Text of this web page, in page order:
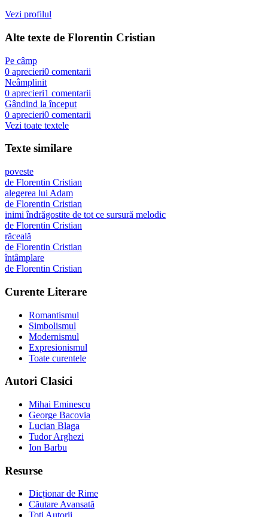
Vezi profilul
Alte texte de Florentin Cristian
Pe câmp
0 aprecieri0 comentarii
Neâmplinit
0 aprecieri1 comentarii
Gândind la început
0 aprecieri0 comentarii
Vezi toate textele
Texte similare
poveste
de Florentin Cristian
alegerea lui Adam
de Florentin Cristian
inimi îndrăgostite de tot ce sursură melodic
de Florentin Cristian
răceală
de Florentin Cristian
întâmplare
de Florentin Cristian
Curente Literare
Romantismul
Simbolismul
Modernismul
Expresionismul
Toate curentele
Autori Clasici
Mihai Eminescu
George Bacovia
Lucian Blaga
Tudor Arghezi
Ion Barbu
Resurse
Dicționar de Rime
Căutare Avansată